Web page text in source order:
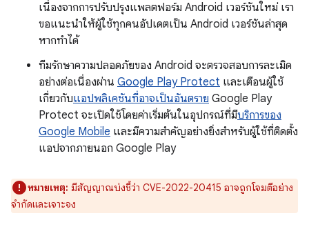
เนื่องจากการปรับปรุงแพลตฟอร์ม Android เวอร์ชันใหม่ เรา
ขอแนะนําให้ผู้ใช้ทุกคนอัปเดตเป็น Android เวอร์ชันล่าสุด
หากทําได้
ทีมรักษาความปลอดภัยของ Android จะตรวจสอบการละเมิด
อย่างต่อเนื่องผ่าน Google Play Protect และเตือนผู้ใช้
เกี่ยวกับแอปพลิเคชันที่อาจเป็นอันตราย Google Play
Protect จะเปิดใช้โดยค่าเริ่มต้นในอุปกรณ์ที่มีบริการของ
Google Mobile และมีความสำคัญอย่างยิ่งสำหรับผู้ใช้ที่ติดตั้ง
แอปจากภายนอก Google Play
หมายเหตุ: มีสัญญาณบ่งชี้ว่า CVE-2022-20415 อาจถูกโจมตีอย่าง
จำกัดและเจาะจง